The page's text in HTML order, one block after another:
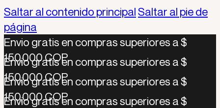
Saltar al contenido principalSaltar al pie de
página
Envio gratis en compras superiores a $
150,000 COP
Envio gratis en compras superiores a $
150,000 COP
Envio gratis en compras superiores a $
150,000 COP
Envio gratis en compras superiores a $